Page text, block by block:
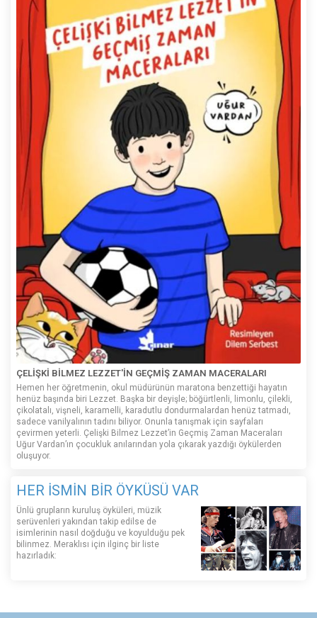
ÇELİŞKİ BİLMEZ LEZZET'İN GEÇMİŞ ZAMAN MACERALARI
Hemen her öğretmenin, okul müdürünün maratona benzettiği hayatın
henüz başında biri Lezzet. Başka bir deyişle; böğürtlenli, limonlu, çilekli,
çikolatalı, vişneli, karamelli, karadutlu dondurmalardan henüz tatmadı,
sadece vanilyalının tadını biliyor. Onunla tanışmak için sayfaları
çevirmen yeterli. Çelişki Bilmez Lezzet’in Geçmiş Zaman Maceraları
Uğur Vardan’ın çocukluk anılarından yola çıkarak yazdığı öykülerden
oluşuyor.
HER İSMİN BİR ÖYKÜSÜ VAR
Ünlü grupların kuruluş öyküleri, müzik
serüvenleri yakından takip edilse de
isimlerinin nasıl doğduğu ve koyulduğu pek
bilinmez. Meraklısı için ilginç bir liste
hazırladık: